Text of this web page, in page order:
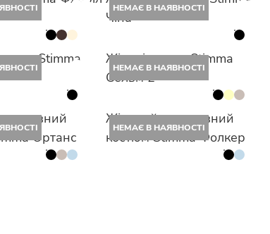
НЕМАЄ В НАЯВНОСТІ
Чіна
Stimma
НЕМАЄ В НАЯВНОСТІ
Жіночі шорти Stimma
Сельм 2
Ортанс
НЕМАЄ В НАЯВНОСТІ
Жіночий спортивний
костюм Stimma Фолкер